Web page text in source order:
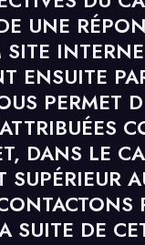
UNE
ENSUITE
PERMET
DANS LE
SUPÉRIEUR
SUITE DE